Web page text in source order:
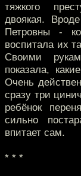
тяжкого
двоякая.
Петровны -
воспитала их
Своими
показала,
Очень
сразу три
ребёнок
сильно
впитает сам.
* * *